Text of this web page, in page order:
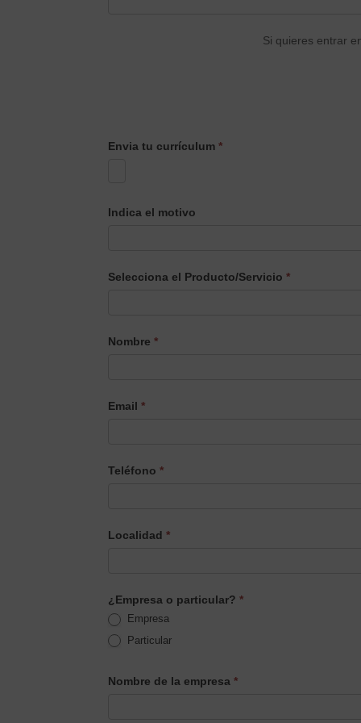
Si quieres entrar
Envia tu currículum*
Indica el motivo
Selecciona el Producto/Servicio*
el
Nombre*
Email*
Teléfono*
Localidad*
¿Empresa o particular?*
Empresa
Particular
Nombre de la empresa*